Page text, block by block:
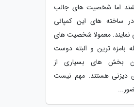
اما شخصیت های جالب
ساخته های این کمپانی
نمایند. معمولا شخصیت های
بامزه ترین و البته دوست
بخش های بسیاری از
دیزنی هستند. مهم نیست